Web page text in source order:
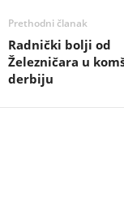
Prethodni članak
Radnički bolji od
Železničara u
derbiju